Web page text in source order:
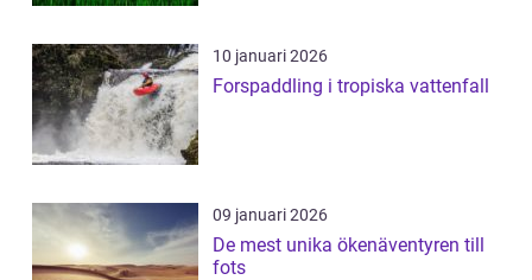
10 januari 2026
Forspaddling i tropiska vattenfall
09 januari 2026
De mest unika ökenäventyren till
fots